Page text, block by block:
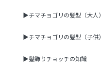
▶チマチョゴリの髪型（大人）
▶チマチョゴリの髪型（子供）
▶髪飾りチョッチの知識